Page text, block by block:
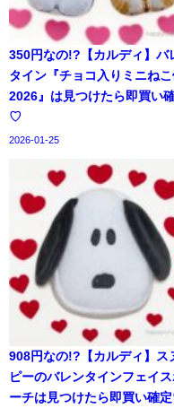
350円なの!?【カルディ】バ
タイン『チョコ入りミニね
2026』は見つけたら即買い
♡
2026-01-25
908円なの!?【カルディ】ス
ピーのバレンタインフェイ
ーチは見つけたら即買い確